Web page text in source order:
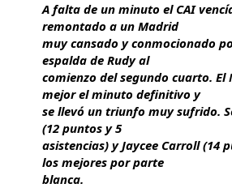
A falta de un minuto el CAI
remontado a un Madrid
muy cansado y conmocionado
espalda de Rudy al
comienzo del segundo cuarto. El
mejor el minuto definitivo y
se llevó un triunfo muy sufrido.
(12 puntos y 5
asistencias) y Jaycee Carroll (14
los mejores por parte
blanca.